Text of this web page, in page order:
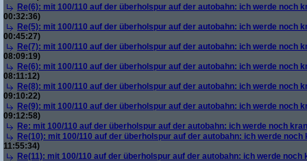
Re(6): mit 100/110 auf der überholspur auf der autobahn: ich werde noch
00:32:36)
Re(5): mit 100/110 auf der überholspur auf der autobahn: ich werde noch
00:45:27)
Re(7): mit 100/110 auf der überholspur auf der autobahn: ich werde noch
08:09:19)
Re(6): mit 100/110 auf der überholspur auf der autobahn: ich werde noch
08:11:12)
Re(8): mit 100/110 auf der überholspur auf der autobahn: ich werde noch
09:10:22)
Re(9): mit 100/110 auf der überholspur auf der autobahn: ich werde noch
09:12:58)
Re: mit 100/110 auf der überholspur auf der autobahn: ich werde noch
Re(10): mit 100/110 auf der überholspur auf der autobahn: ich werde noch
11:55:34)
Re(11): mit 100/110 auf der überholspur auf der autobahn: ich werde noch